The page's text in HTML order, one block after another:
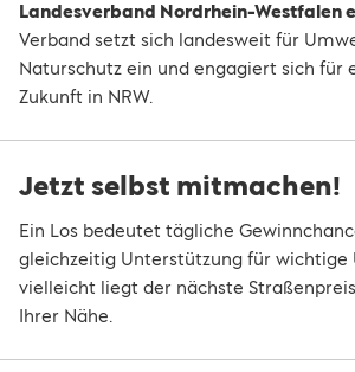
Landesverband Nordrhein-Westfalen
Verband setzt sich landesweit für
Naturschutz ein und engagiert sich für
Zukunft in NRW.
Jetzt selbst mitmachen!
Ein Los bedeutet tägliche
gleichzeitig Unterstützung für
vielleicht liegt der nächste
Ihrer Nähe.